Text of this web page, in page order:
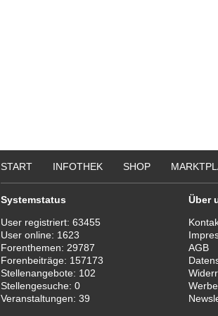
13507
START INFOTHEK SHOP
Systemstatus
User registriert: 63455
User online: 1623
Forenthemen: 29787
Forenbeiträge: 157173
Stellenangebote: 102
Stellengesuche: 0
Veranstaltungen: 39
Über
AGB